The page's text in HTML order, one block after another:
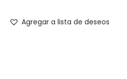
Agregar a lista de deseos